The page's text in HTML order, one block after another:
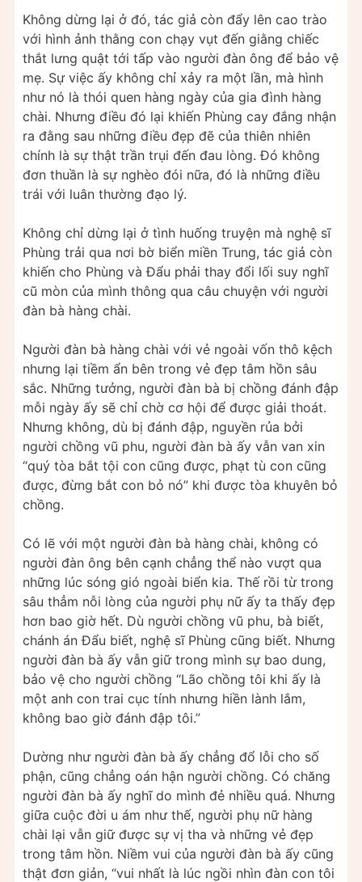
Không dừng lại ở đó, tác giả còn đẩy lên cao trào
với hình ảnh thằng con chạy vụt đến giằng chiếc
thắt lưng quật tới tấp vào người đàn ông để bảo vệ
mẹ. Sự việc ấy không chỉ xảy ra một lần, mà hình
như nó là thói quen hàng ngày của gia đình hàng
chài. Nhưng điều đó lại khiến Phùng cay đắng nhận
ra đằng sau những điều đẹp đẽ của thiên nhiên
chính là sự thật trần trụi đến đau lòng. Đó không
đơn thuần là sự nghèo đói nữa, đó là những điều
trái với luân thường đạo lý.
Không chỉ dừng lại ở tình huống truyện mà nghệ sĩ
Phùng trải qua nơi bờ biển miền Trung, tác giả còn
khiến cho Phùng và Đẩu phải thay đổi lối suy nghĩ
cũ mòn của mình thông qua câu chuyện với người
đàn bà hàng chài.
Người đàn bà hàng chài với vẻ ngoài vốn thô kệch
nhưng lại tiềm ẩn bên trong vẻ đẹp tâm hồn sâu
sắc. Những tưởng, người đàn bà bị chồng đánh đập
mỗi ngày ấy sẽ chỉ chờ cơ hội để được giải thoát.
Nhưng không, dù bị đánh đập, nguyền rủa bởi
người chồng vũ phu, người đàn bà ấy vẫn van xin
“quý tòa bắt tội con cũng được, phạt tù con cũng
được, đừng bắt con bỏ nó” khi được tòa khuyên bỏ
chồng.
Có lẽ với một người đàn bà hàng chài, không có
người đàn ông bên cạnh chẳng thể nào vượt qua
những lúc sóng gió ngoài biển kia. Thế rồi từ trong
sâu thẳm nỗi lòng của người phụ nữ ấy ta thấy đẹp
hơn bao giờ hết. Dù người chồng vũ phu, bà biết,
chánh án Đẩu biết, nghệ sĩ Phùng cũng biết. Nhưng
người đàn bà ấy vẫn giữ trong mình sự bao dung,
bảo vệ cho người chồng “Lão chồng tôi khi ấy là
một anh con trai cục tính nhưng hiền lành lắm,
không bao giờ đánh đập tôi.”
Dường như người đàn bà ấy chẳng đổ lỗi cho số
phận, cũng chẳng oán hận người chồng. Có chăng
người đàn bà ấy nghĩ do mình đẻ nhiều quá. Nhưng
giữa cuộc đời u ám như thế, người phụ nữ hàng
chài lại vẫn giữ được sự vị tha và những vẻ đẹp
trong tâm hồn. Niềm vui của người đàn bà ấy cũng
thật đơn giản, “vui nhất là lúc ngồi nhìn đàn con tôi